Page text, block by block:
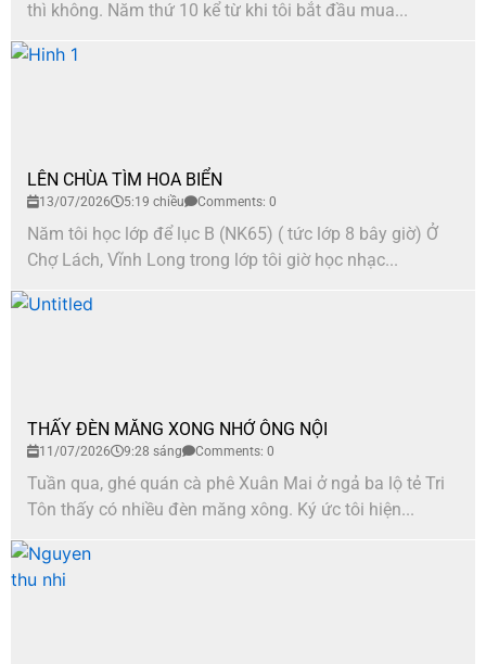
thì không. Năm thứ 10 kể từ khi tôi bắt đầu mua...
LÊN CHÙA TÌM HOA BIỂN
13/07/2026 5:19 chiều Comments: 0
Năm tôi học lớp để lục B (NK65) ( tức lớp 8 bây giờ) Ở
Chợ Lách, Vĩnh Long trong lớp tôi giờ học nhạc...
THẤY ĐÈN MĂNG XONG NHỚ ÔNG NỘI
11/07/2026 9:28 sáng Comments: 0
Tuần qua, ghé quán cà phê Xuân Mai ở ngả ba lộ tẻ Tri
Tôn thấy có nhiều đèn măng xông. Ký ức tôi hiện...